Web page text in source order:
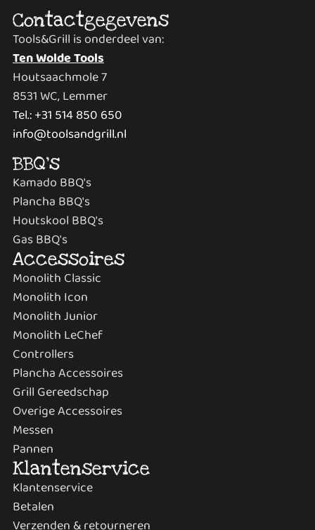
Contactgegevens
Tools&Grill is onderdeel van:
Ten Wolde Tools
Houtsaachmole 7
8531 WC, Lemmer
Tel.: +31 514 850 650
info@toolsandgrill.nl
BBQ's
Kamado BBQ's
Plancha BBQ's
Houtskool BBQ's
Gas BBQ's
Accessoires
Monolith Classic
Monolith Icon
Monolith Junior
Monolith LeChef
Controllers
Plancha Accessoires
Grill Gereedschap
Overige Accessoires
Messen
Pannen
Klantenservice
Klantenservice
Betalen
Verzenden & retourneren